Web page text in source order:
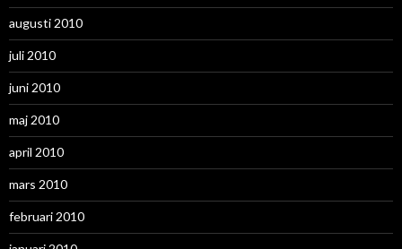
augusti 2010
juli 2010
juni 2010
maj 2010
april 2010
mars 2010
februari 2010